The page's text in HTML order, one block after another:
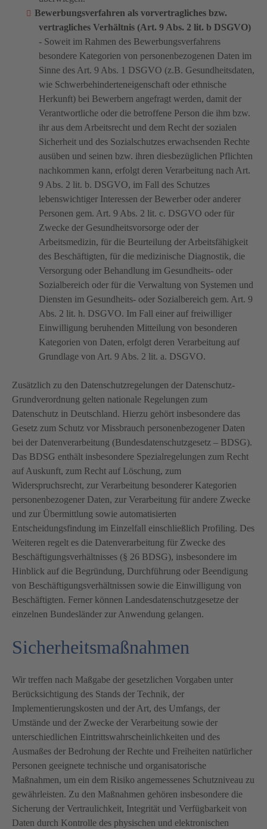
Bewerbungsverfahren als vorvertragliches bzw.
vertragliches Verhältnis (Art. 9 Abs. 2 lit. b DSGVO)
- Soweit im Rahmen des Bewerbungsverfahrens
besondere Kategorien von personenbezogenen Daten im
Sinne des Art. 9 Abs. 1 DSGVO (z.B. Gesundheitsdaten,
wie Schwerbehinderteneigenschaft oder ethnische
Herkunft) bei Bewerbern angefragt werden, damit der
Verantwortliche oder die betroffene Person die ihm bzw.
ihr aus dem Arbeitsrecht und dem Recht der sozialen
Sicherheit und des Sozialschutzes erwachsenden Rechte
ausüben und seinen bzw. ihren diesbezüglichen Pflichten
nachkommen kann, erfolgt deren Verarbeitung nach Art.
9 Abs. 2 lit. b. DSGVO, im Fall des Schutzes
lebenswichtiger Interessen der Bewerber oder anderer
Personen gem. Art. 9 Abs. 2 lit. c. DSGVO oder für
Zwecke der Gesundheitsvorsorge oder der
Arbeitsmedizin, für die Beurteilung der Arbeitsfähigkeit
des Beschäftigten, für die medizinische Diagnostik, die
Versorgung oder Behandlung im Gesundheits- oder
Sozialbereich oder für die Verwaltung von Systemen und
Diensten im Gesundheits- oder Sozialbereich gem. Art. 9
Abs. 2 lit. h. DSGVO. Im Fall einer auf freiwilliger
Einwilligung beruhenden Mitteilung von besonderen
Kategorien von Daten, erfolgt deren Verarbeitung auf
Grundlage von Art. 9 Abs. 2 lit. a. DSGVO.
Zusätzlich zu den Datenschutzregelungen der Datenschutz-
Grundverordnung gelten nationale Regelungen zum
Datenschutz in Deutschland. Hierzu gehört insbesondere das
Gesetz zum Schutz vor Missbrauch personenbezogener Daten
bei der Datenverarbeitung (Bundesdatenschutzgesetz – BDSG).
Das BDSG enthält insbesondere Spezialregelungen zum Recht
auf Auskunft, zum Recht auf Löschung, zum
Widerspruchsrecht, zur Verarbeitung besonderer Kategorien
personenbezogener Daten, zur Verarbeitung für andere Zwecke
und zur Übermittlung sowie automatisierten
Entscheidungsfindung im Einzelfall einschließlich Profiling. Des
Weiteren regelt es die Datenverarbeitung für Zwecke des
Beschäftigungsverhältnisses (§ 26 BDSG), insbesondere im
Hinblick auf die Begründung, Durchführung oder Beendigung
von Beschäftigungsverhältnissen sowie die Einwilligung von
Beschäftigten. Ferner können Landesdatenschutzgesetze der
einzelnen Bundesländer zur Anwendung gelangen.
Sicherheitsmaßnahmen
Wir treffen nach Maßgabe der gesetzlichen Vorgaben unter
Berücksichtigung des Stands der Technik, der
Implementierungskosten und der Art, des Umfangs, der
Umstände und der Zwecke der Verarbeitung sowie der
unterschiedlichen Eintrittswahrscheinlichkeiten und des
Ausmaßes der Bedrohung der Rechte und Freiheiten natürlicher
Personen geeignete technische und organisatorische
Maßnahmen, um ein dem Risiko angemessenes Schutzniveau zu
gewährleisten. Zu den Maßnahmen gehören insbesondere die
Sicherung der Vertraulichkeit, Integrität und Verfügbarkeit von
Daten durch Kontrolle des physischen und elektronischen